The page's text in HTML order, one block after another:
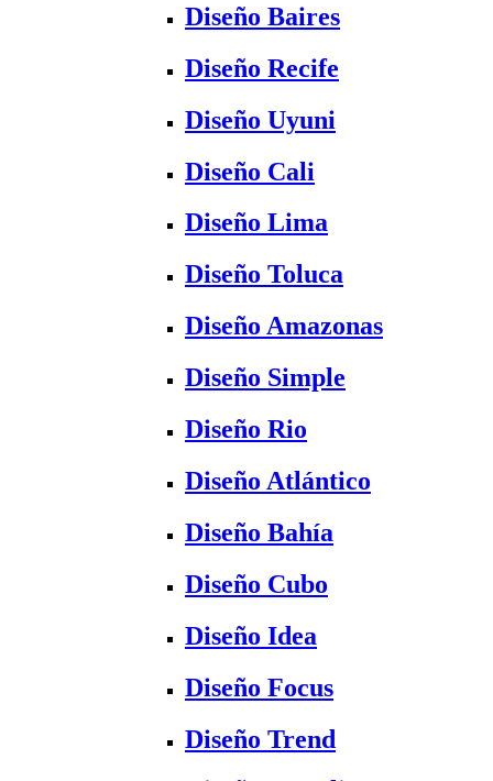
Diseño Baires
Diseño Recife
Diseño Uyuni
Diseño Cali
Diseño Lima
Diseño Toluca
Diseño Amazonas
Diseño Simple
Diseño Rio
Diseño Atlántico
Diseño Bahía
Diseño Cubo
Diseño Idea
Diseño Focus
Diseño Trend